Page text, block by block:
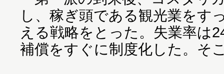
し、稼ぎ頭である観光業をす
える戦略をとった。失業率は
補償をすぐに制度化した。そ